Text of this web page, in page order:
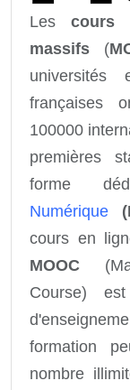
Les cours
massifs (
universités
françaises
100000
premières
forme
Numérique
cours en
MOOC
Course)
formation
nombre